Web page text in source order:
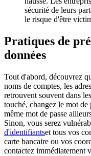
sécurité de leurs
le risque d'être
Pratiques de
données
Tout d'abord, découvrez
noms de comptes, les
retrouvent souvent dans
touché, changez le mot de
même mot de passe
Sinon, vous serez
d'identifiantset tous vos
carte bancaire ou vos
contactez immédiatement